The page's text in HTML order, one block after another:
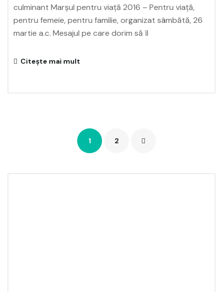
culminant Marșul pentru viață 2016 – Pentru viață,
pentru femeie, pentru familie, organizat sâmbătă, 26
martie a.c. Mesajul pe care dorim să îl
Citește mai mult
1 2